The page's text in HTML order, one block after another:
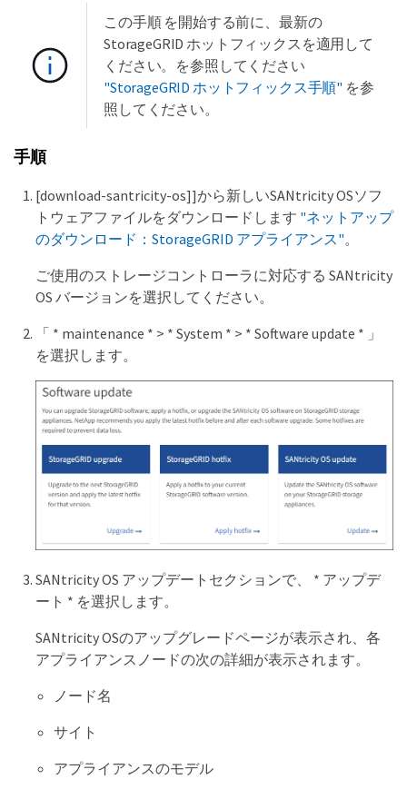
この手順 を開始する前に、最新の
StorageGRID ホットフィックスを適用して
ください。を参照してください
"StorageGRID ホットフィックス手順" を参
照してください。
手順
[download-santricity-os]]から新しいSANtricity OSソフ
トウェアファイルをダウンロードします "ネットアップ
のダウンロード：StorageGRID アプライアンス"。
ご使用のストレージコントローラに対応する SANtricity
OS バージョンを選択してください。
「 * maintenance * > * System * > * Software update * 」
を選択します。
SANtricity OS アップデートセクションで、 * アップデ
ート * を選択します。
SANtricity OSのアップグレードページが表示され、各
アプライアンスノードの次の詳細が表示されます。
ノード名
サイト
アプライアンスのモデル